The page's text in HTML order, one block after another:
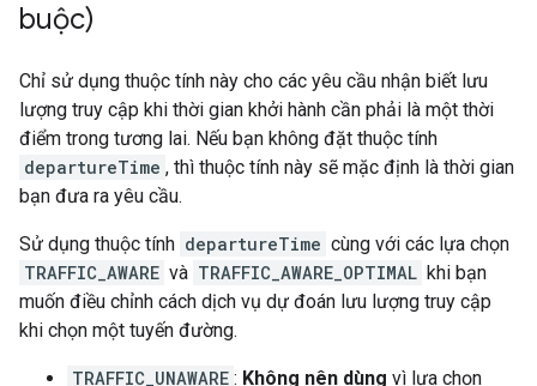
buộc)
Chỉ sử dụng thuộc tính này cho các yêu cầu nhận biết lưu
lượng truy cập khi thời gian khởi hành cần phải là một thời
điểm trong tương lai. Nếu bạn không đặt thuộc tính
departureTime , thì thuộc tính này sẽ mặc định là thời gian
bạn đưa ra yêu cầu.
Sử dụng thuộc tính departureTime cùng với các lựa chọn
TRAFFIC_AWARE và TRAFFIC_AWARE_OPTIMAL khi bạn
muốn điều chỉnh cách dịch vụ dự đoán lưu lượng truy cập
khi chọn một tuyến đường.
TRAFFIC_UNAWARE : Không nên dùng vì lựa chọn